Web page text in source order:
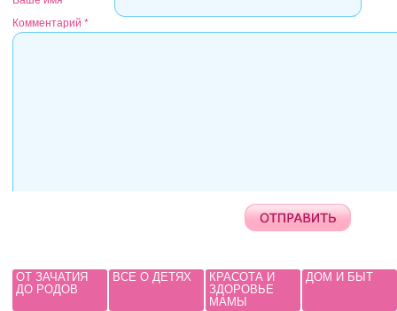
Комментарий *
ОТ ЗАЧАТИЯ
ДО РОДОВ
ВСЕ О ДЕТЯХ
КРАСОТА И
ЗДОРОВЬЕ
МАМЫ
ДОМ И БЫТ